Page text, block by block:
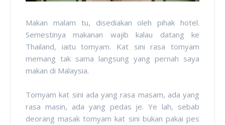
Makan malam tu, disediakan oleh pihak hotel.
Semestinya makanan wajib kalau datang ke
Thailand, iaitu tomyam. Kat sini rasa tomyam
memang tak sama langsung yang pernah saya
makan di Malaysia.
Tomyam kat sini ada yang rasa masam, ada yang
rasa masin, ada yang pedas je. Ye lah, sebab
deorang masak tomyam kat sini bukan pakai pes